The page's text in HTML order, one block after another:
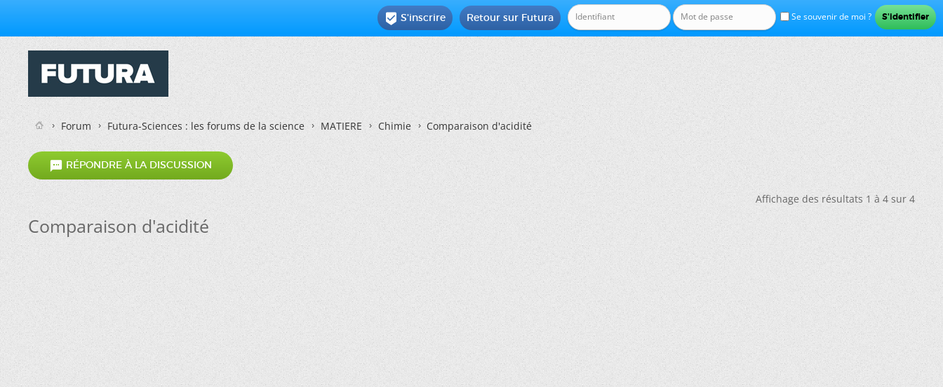
Se souvenir de moi ?
Retour sur Futura
 S'inscrire
Forum Futura-Sciences : les forums de la science MATIERE Chimie Comparaison d'acidité
 RÉPONDRE À LA DISCUSSION
Affichage des résultats 1 à 4 sur 4
Comparaison d'acidité